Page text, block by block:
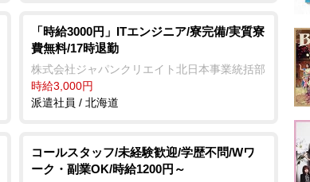
「時給3000円」ITエンジニア/寮完備/実質寮
費無料/17時退勤
株式会社ジャパンクリエイト北日本事業統括部
時給3,000円
派遣社員 / 北海道
コールスタッフ/未経験歓迎/学歴不問/Wワ
ーク・副業OK/時給1200円～